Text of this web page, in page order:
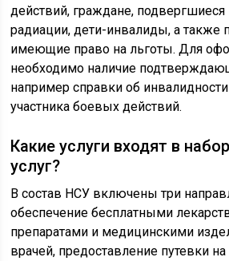
действий, граждане,
радиации, дети-инвалиды, а также
имеющие право на льготы. Для
необходимо наличие
например справки об
участника боевых действий.
Какие услуги входят в
услуг?
В состав НСУ включены три
обеспечение бесплатными
препаратами и медицинскими
врачей, предоставление путевки на